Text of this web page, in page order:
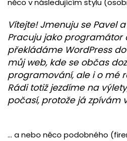
něco v následujícím stylu
Vítejte! Jmenuju se Pavel
Pracuju jako programátor
překládáme WordPress
můj web, kde se občas
programování, ale i o mé
Rádi totiž jezdíme na
počasí, protože já zpívám
… a nebo něco podobného